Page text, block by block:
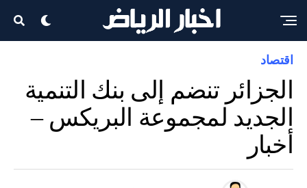
اقتصاد
الجزائر تنضم إلى بنك التنمية
الجديد لمجموعة البريكس –
أخبار